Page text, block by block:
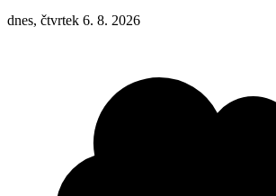
dnes, čtvrtek 6. 8. 2026